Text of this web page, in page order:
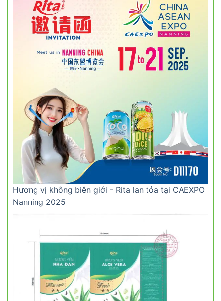
Hương vị không biên giới – Rita lan tỏa tại CAEXPO
Nanning 2025